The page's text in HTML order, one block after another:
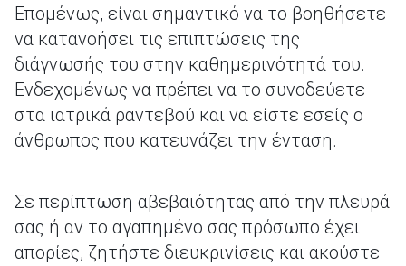
Επομένως, είναι σημαντικό να το βοηθήσετε
να κατανοήσει τις επιπτώσεις της
διάγνωσής του στην καθημερινότητά του.
Ενδεχομένως να πρέπει να το συνοδεύετε
στα ιατρικά ραντεβού και να είστε εσείς ο
άνθρωπος που κατευνάζει την ένταση.
Σε περίπτωση αβεβαιότητας από την πλευρά
σας ή αν το αγαπημένο σας πρόσωπο έχει
απορίες, ζητήστε διευκρινίσεις και ακούστε